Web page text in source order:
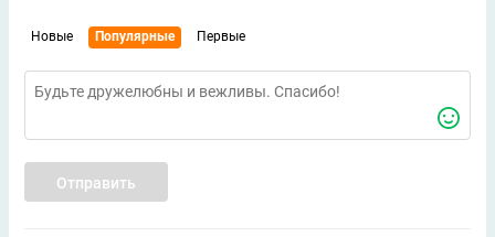
Новые Популярные Первые
Отправить